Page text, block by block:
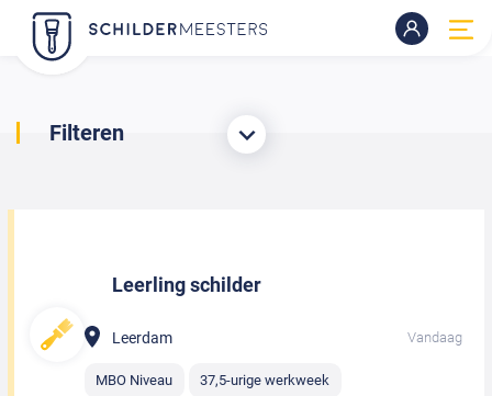
Filteren
Leerling schilder
Leerdam Vandaag
MBO Niveau 37,5-urige werkweek